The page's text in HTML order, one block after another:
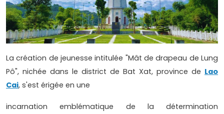
La création de jeunesse intitulée "Mât de drapeau de Lung
Pô", nichée dans le district de Bat Xat, province de Lao
Cai, s'est érigée en une
incarnation emblématique de la détermination